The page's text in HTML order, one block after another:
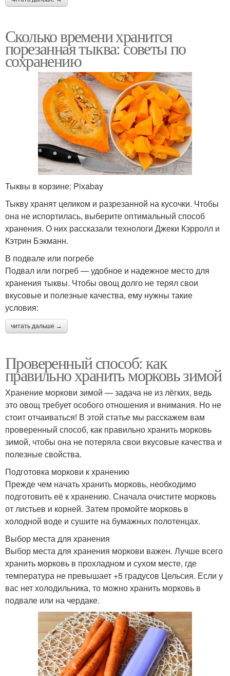
Сколько времени хранится
порезанная тыква: советы по
сохранению
Тыквы в корзине: Pixabay
Тыкву хранят целиком и разрезанной на кусочки. Чтобы
она не испортилась, выберите оптимальный способ
хранения. О них рассказали технологи Джеки Кэрролл и
Кэтрин Бэкманн.
В подвале или погребе
Подвал или погреб — удобное и надежное место для
хранения тыквы. Чтобы овощ долго не терял свои
вкусовые и полезные качества, ему нужны такие
условия:
читать дальше →
Проверенный способ: как
правильно хранить морковь зимой
Хранение моркови зимой — задача не из лёгких, ведь
это овощ требует особого отношения и внимания. Но не
стоит отчаиваться! В этой статье мы расскажем вам
проверенный способ, как правильно хранить морковь
зимой, чтобы она не потеряла свои вкусовые качества и
полезные свойства.
Подготовка моркови к хранению
Прежде чем начать хранить морковь, необходимо
подготовить её к хранению. Сначала очистите морковь
от листьев и корней. Затем промойте морковь в
холодной воде и сушите на бумажных полотенцах.
Выбор места для хранения
Выбор места для хранения моркови важен. Лучше всего
хранить морковь в прохладном и сухом месте, где
температура не превышает +5 градусов Цельсия. Если у
вас нет холодильника, то можно хранить морковь в
подвале или на чердаке.